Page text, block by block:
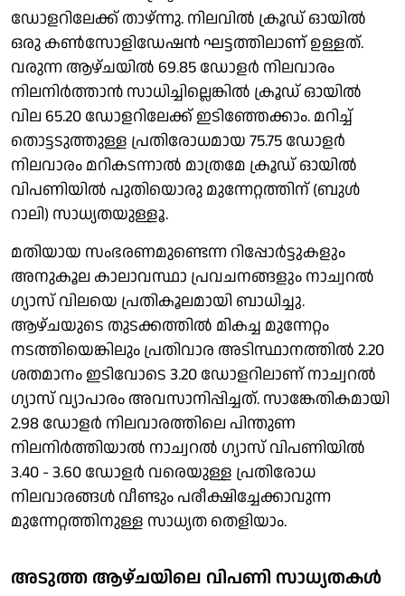
ഡോളറിലേക്ക് താഴ്ന്നു. നിലവിൽ ക്രൂഡ് ഓയിൽ
ഒരു കൺസോളിഡേഷൻ ഘട്ടത്തിലാണ് ഉള്ളത്.
വരുന്ന ആഴ്ചയിൽ 69.85 ഡോളർ നിലവാരം
നിലനിർത്താൻ സാധിച്ചില്ലെങ്കിൽ ക്രൂഡ് ഓയിൽ
വില 65.20 ഡോളറിലേക്ക് ഇടിഞ്ഞേക്കാം. മറിച്ച്
തൊട്ടടുത്തുള്ള പ്രതിരോധമായ 75.75 ഡോളർ
നിലവാരം മറികടന്നാൽ മാത്രമേ ക്രൂഡ് ഓയിൽ
വിപണിയിൽ പുതിയൊരു മുന്നേറ്റത്തിന് (ബുൾ
റാലി) സാധ്യതയുള്ളൂ.
മതിയായ സംഭരണമുണ്ടെന്ന റിപ്പോർട്ടുകളും
അനുകൂല കാലാവസ്ഥാ പ്രവചനങ്ങളും നാച്വറൽ
ഗ്യാസ് വിലയെ പ്രതികൂലമായി ബാധിച്ചു.
ആഴ്ചയുടെ തുടക്കത്തിൽ മികച്ച മുന്നേറ്റം
നടത്തിയെങ്കിലും പ്രതിവാര അടിസ്ഥാനത്തിൽ 2.20
ശതമാനം ഇടിവോടെ 3.20 ഡോളറിലാണ് നാച്വറൽ
ഗ്യാസ് വ്യാപാരം അവസാനിപ്പിച്ചത്. സാങ്കേതികമായി
2.98 ഡോളർ നിലവാരത്തിലെ പിന്തുണ
നിലനിർത്തിയാൽ നാച്വറൽ ​ഗ്യാസ് വിപണിയിൽ
3.40 - 3.60 ഡോളർ വരെയുള്ള പ്രതിരോധ
നിലവാരങ്ങൾ വീണ്ടും പരീക്ഷിച്ചേക്കാവുന്ന
മുന്നേറ്റത്തിനുള്ള സാധ്യത തെളിയാം.
അടുത്ത ആഴ്ചയിലെ വിപണി സാധ്യതകൾ